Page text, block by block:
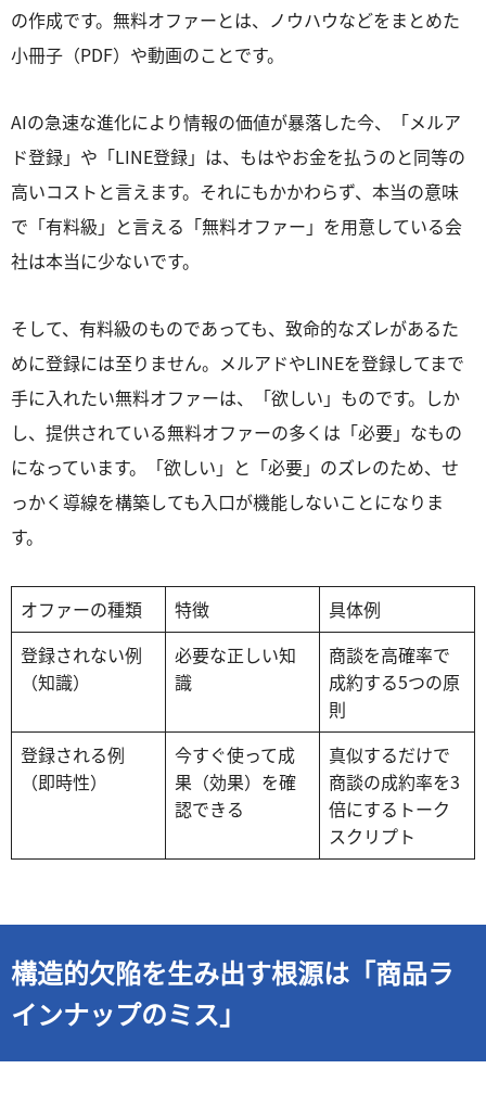
の作成です。無料オファーとは、ノウハウなどをまとめた
小冊子（PDF）や動画のことです。
AIの急速な進化により情報の価値が暴落した今、「メルア
ド登録」や「LINE登録」は、もはやお金を払うのと同等の
高いコストと言えます。それにもかかわらず、本当の意味
で「有料級」と言える「無料オファー」を用意している会
社は本当に少ないです。
そして、有料級のものであっても、致命的なズレがあるた
めに登録には至りません。メルアドやLINEを登録してまで
手に入れたい無料オファーは、「欲しい」ものです。しか
し、提供されている無料オファーの多くは「必要」なもの
になっています。「欲しい」と「必要」のズレのため、せ
っかく導線を構築しても入口が機能しないことになりま
す。
オファーの種類 特徴
具体例
登録されない例
（知識）
必要な正しい知
識
商談を高確率で
成約する5つの原
則
登録される例
（即時性）
今すぐ使って成
果（効果）を確
認できる
真似するだけで
商談の成約率を3
倍にするトーク
スクリプト
構造的欠陥を生み出す根源は「商品ラ
インナップのミス」